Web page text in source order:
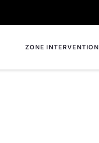
ZONE INTERVENTION